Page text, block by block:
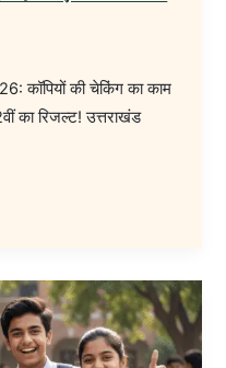
कॉपियों की चेकिंग का काम
का रिजल्ट! उत्तराखंड